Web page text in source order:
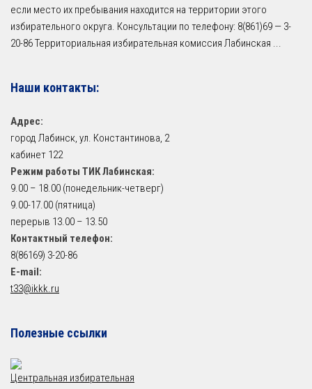
если место их пребывания находится на территории этого
избирательного округа. Консультации по телефону: 8(861)69 — 3-
20-86 Территориальная избирательная комиссия Лабинская ...
Наши контакты:
Адрес:
город Лабинск, ул. Константинова, 2
кабинет 122
Режим работы ТИК Лабинская:
9.00 – 18.00 (понедельник-четверг)
9.00-17.00 (пятница)
перерыв 13.00 – 13.50
Контактный телефон:
8(86169) 3-20-86
E-mail:
t33@ikkk.ru
Полезные ссылки
Центральная избирательная